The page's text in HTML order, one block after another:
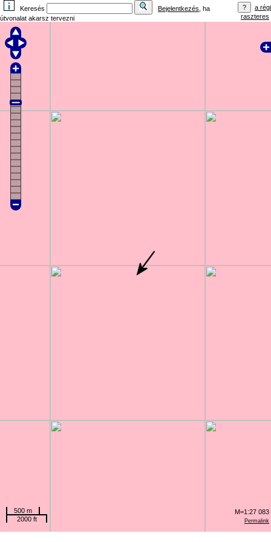
Keresés Bejelentkezés , ha
útvonalat akarsz tervezni
a régi
raszteres
Permalink
500 m
2000 ft
M=1:27 083